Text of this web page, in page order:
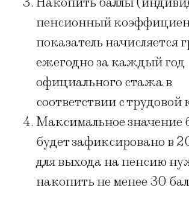
пенсионный
показатель
ежегодно за каждый год
официального стажа в
соответствии с
Максимальное значение
будет зафиксировано в
для выхода на пенсию
накопить не менее 30